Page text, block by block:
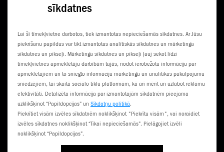
sīkdatnes
Lai šī tīmekļvietne darbotos, tiek izmantotas nepieciešamās sīkdatnes. Ar Jūsu
piekrišanu papildus var tikt izmantotas analītiskās sīkdatnes un mārketinga
sīkdatnes un pikseļi. Mārketinga sīkdatnes un pikseļi ļauj sekot līdzi
tīmekļvietnes apmeklētāju darbībām tajās, nodot ierobežotu informāciju par
apmeklētājiem un to sniegto informāciju mārketinga un analītikas pakalpojumu
sniedzējiem, tai skaitā sociālo tīklu platformām, kā arī mērīt un uzlabot reklāmu
efektivitāti. Detalizēta informācija par izmantotajām sīkdatnēm pieejama
uzklikšķinot “Papildopcijas” un Sīkdatņu politikā.
Piekrītiet visām izvēles sīkdatnēm noklikšķinot "Piekrītu visām", vai noraidiet
izvēles sīkdatnes noklikšķinot “Tikai nepieciešamās”. Pielāgojiet izvēli
noklikšķinot “Papildopcijas”.
KLIENTU CENTRI
SŪTI SMS
ČEMPIONĀTS
3G NORIETS
TŪRISTIEM